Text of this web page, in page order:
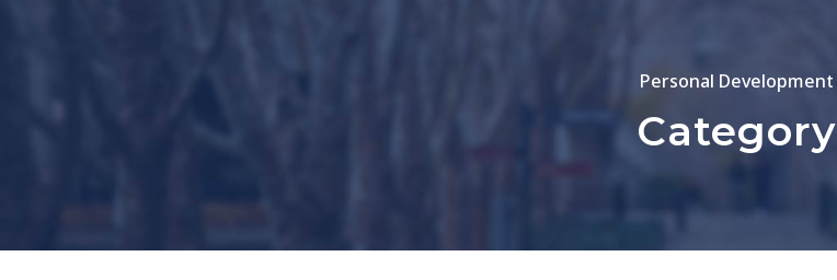
Personal Development
Category